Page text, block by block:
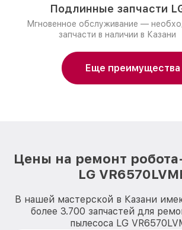
Подлинные запчасти
Мгновенное обслуживание —
запчасти в наличии в Казани
Еще преимущества
Цены на ремонт
LG
В нашей мастерской в Казани
более 3.700 запчастей для
пылесоса LG